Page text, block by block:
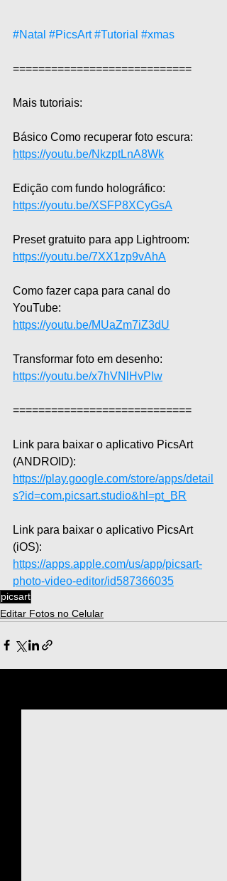
#Natal #PicsArt #Tutorial #xmas
============================
Mais tutoriais:
Básico Como recuperar foto escura:
https://youtu.be/NkzptLnA8Wk
Edição com fundo holográfico:
https://youtu.be/XSFP8XCyGsA
Preset gratuito para app Lightroom:
https://youtu.be/7XX1zp9vAhA
Como fazer capa para canal do
YouTube:
https://youtu.be/MUaZm7iZ3dU
Transformar foto em desenho:
https://youtu.be/x7hVNlHvPIw
============================
Link para baixar o aplicativo PicsArt
(ANDROID):
https://play.google.com/store/apps/detail
s?id=com.picsart.studio&hl=pt_BR
Link para baixar o aplicativo PicsArt
(iOS):
https://apps.apple.com/us/app/picsart-
photo-video-editor/id587366035
picsart
Editar Fotos no Celular